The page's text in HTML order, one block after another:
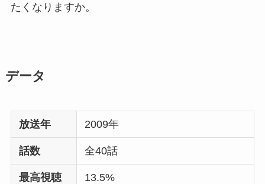
たくなりますか。
データ
放送年 2009年
話数 全40話
最高視聴
13.5%